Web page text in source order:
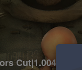
Cut|1.004